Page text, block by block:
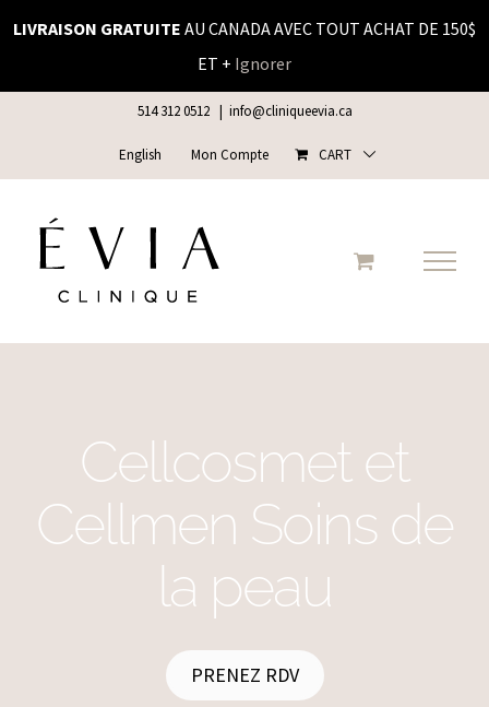
LIVRAISON GRATUITE AU CANADA AVEC TOUT ACHAT DE 150$
ET + Ignorer
content
514 312 0512 | info@cliniqueevia.ca
English Mon Compte CART
Cellcosmet et
Cellmen Soins de
la peau
PRENEZ RDV